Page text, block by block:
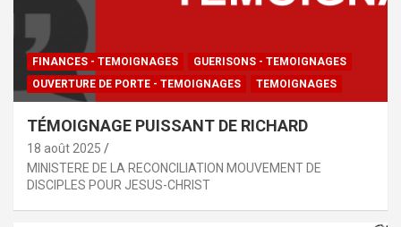
FINANCES - TEMOIGNAGES
GUERISONS - TEMOIGNAGES
OUVERTURE DE PORTE - TEMOIGNAGES
TEMOIGNAGES
TÉMOIGNAGE PUISSANT DE RICHARD
18 août 2025
MINISTERE DE LA RECONCILIATION MOUVEMENT DE
DISCIPLES POUR JESUS-CHRIST